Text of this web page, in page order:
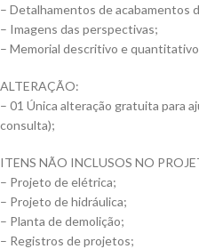
– Detalhamentos de acabamentos
– Imagens das perspectivas;
– Memorial descritivo e
ALTERAÇÃO:
– 01 Única alteração gratuita para
consulta);
ITENS NÃO INCLUSOS NO
– Projeto de elétrica;
– Projeto de hidráulica;
– Planta de demolição;
– Registros de projetos;